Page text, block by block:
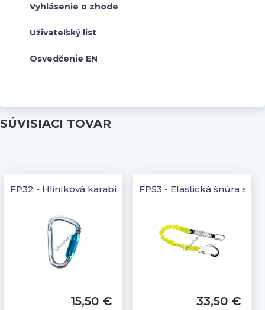
Vyhlásenie o zhode
Uživateľský list
Osvedčenie EN
SÚVISIACI TOVAR
FP32 - Hliníková karabína s otočným zámkom
15,50 €
FP53 - Elastická šnúra s
33,50 €